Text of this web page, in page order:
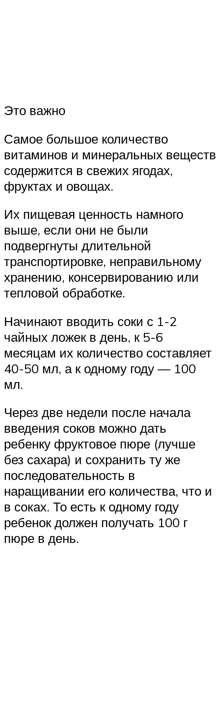
Это важно
Самое большое количество
витаминов и минеральных веществ
содержится в свежих ягодах,
фруктах и овощах.
Их пищевая ценность намного
выше, если они не были
подвергнуты длительной
транспортировке, неправильному
хранению, консервированию или
тепловой обработке.
Начинают вводить соки с 1-2
чайных ложек в день, к 5-6
месяцам их количество составляет
40-50 мл, а к одному году — 100
мл.
Через две недели после начала
введения соков можно дать
ребенку фруктовое пюре (лучше
без сахара) и сохранить ту же
последовательность в
наращивании его количества, что и
в соках. То есть к одному году
ребенок должен получать 100 г
пюре в день.